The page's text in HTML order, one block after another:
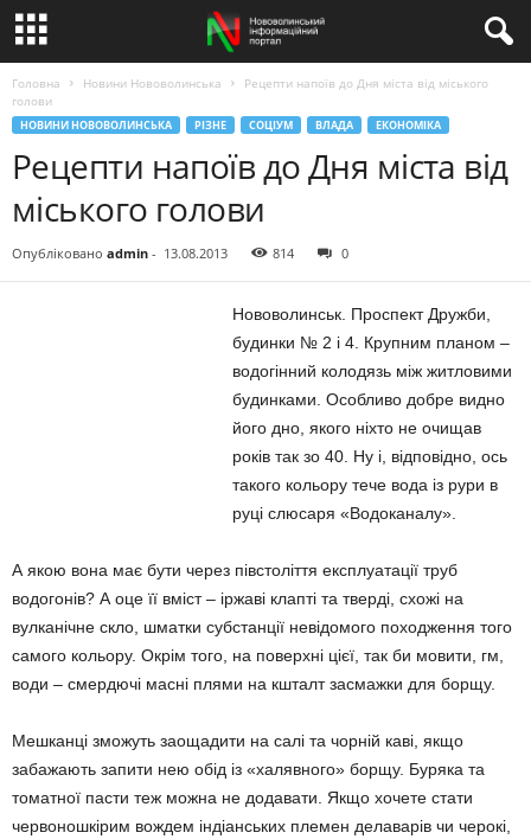
Головна Новини Нововолинська
Рецепти напоїв до Дня міста від міського
голови
НОВИНИ НОВОВОЛИНСЬКА РІЗНЕ СОЦІУМ ВЛАДА ЕКОНОМІКА
Рецепти напоїв до Дня міста від
міського голови
Опубліковано admin - 13.08.2013 814 0
Нововолинськ. Проспект Дружби,
будинки № 2 і 4. Крупним планом –
водогінний колодязь між житловими
будинками. Особливо добре видно
його дно, якого ніхто не очищав
років так зо 40. Ну і, відповідно, ось
такого кольору тече вода із рури в
руці слюсаря «Водоканалу».
А якою вона має бути через півстоліття експлуатації труб
водогонів? А оце її вміст – іржаві клапті та тверді, схожі на
вулканічне скло, шматки субстанції невідомого походження того
самого кольору. Окрім того, на поверхні цієї, так би мовити, гм,
води – смердючі масні плями на кшталт засмажки для борщу.
Мешканці зможуть заощадити на салі та чорній каві, якщо
забажають запити нею обід із «халявного» борщу. Буряка та
томатної пасти теж можна не додавати. Якщо хочете стати
червоношкірим вождем індіанських племен делаварів чи черокі,